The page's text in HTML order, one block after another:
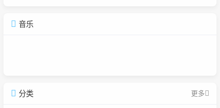
音乐
分类 更多